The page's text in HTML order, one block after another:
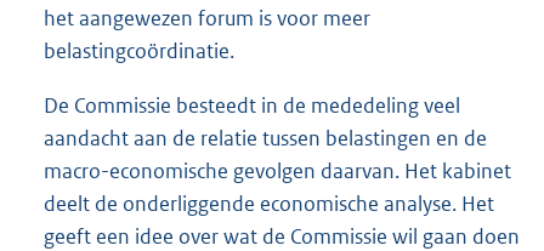
het aangewezen forum is voor meer
belastingcoördinatie.
De Commissie besteedt in de mededeling veel
aandacht aan de relatie tussen belastingen en de
macro-economische gevolgen daarvan. Het kabinet
deelt de onderliggende economische analyse. Het
geeft een idee over wat de Commissie wil gaan doen